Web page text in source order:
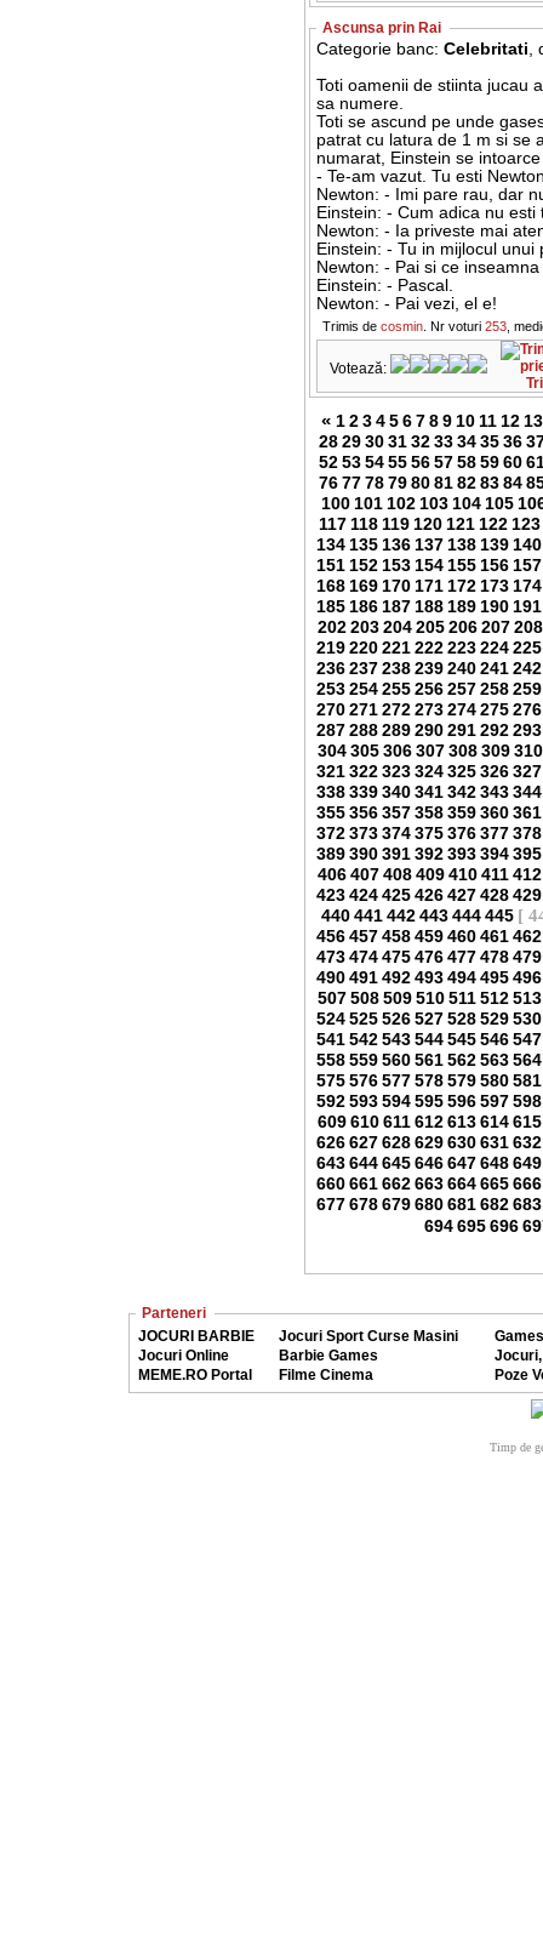
Ascunsa prin Rai
Categorie banc: Celebritati,
Toti oamenii de stiinta jucau
sa numere.
Toti se ascund pe unde
patrat cu latura de 1 m si se
numarat, Einstein se
- Te-am vazut. Tu esti
Newton: - Imi pare rau, dar
Einstein: - Cum adica nu
Newton: - Ia priveste mai
Einstein: - Tu in mijlocul
Newton: - Pai si ce
Einstein: - Pascal.
Newton: - Pai vezi, el e!
Trimis de cosmin. Nr voturi 253,
Votează:
« 1 2 3 4 5 6 7 8 9 10 11 12 13
28 29 30 31 32 33 34 35 36
52 53 54 55 56 57 58 59 60
76 77 78 79 80 81 82 83 84
100 101 102 103 104 105
117 118 119 120 121 122 123
134 135 136 137 138 139 140
151 152 153 154 155 156 157
168 169 170 171 172 173 174
185 186 187 188 189 190 191
202 203 204 205 206 207 208
219220221222223224225
236237238239240241242
253254255256257258259
270271272273274275276
287288289290291292293
304 305 306 307 308 309 310
321322323324325326327
338339340341342343344
355356357358359360361
372373374375376377378
389390391392393394395
406 407 408 409 410 411 412
423424425426427428429
440441442443444445 [
456457458459460461462
473474475476477478479
490491492493494495496
507 508 509 510 511 512 513
524525526527528529530
541542543544545546547
558559560561562563564
575576577578579580581
592593594595596597598
609 610 611 612 613 614 615
626627628629630631632
643644645646647648649
660661662663664665666
677678679680681682683
694695696
Parteneri
JOCURI BARBIE
Jocuri Sport Curse Masini
Jocuri Online
Barbie Games
MEME.RO Portal
Filme Cinema Poze
Timp de